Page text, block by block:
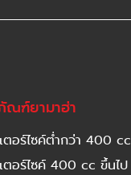
ณฑ์ยามาฮ่า
ตอร์ไซค์ต่ำกว่า 400 cc
ตอร์ไซค์ 400 cc ขึ้นไป